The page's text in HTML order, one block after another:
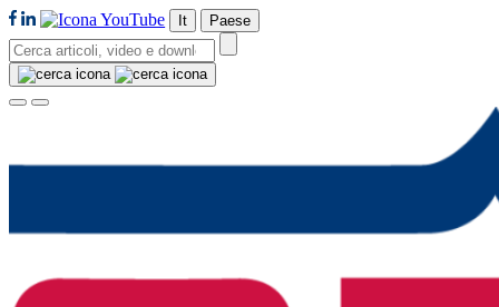
It Paese